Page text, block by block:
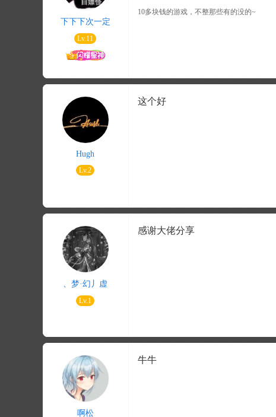
下下下次一定
Lv.11
10多块钱的游戏，不整那些有的没的~
Hugh
Lv.2
这个好
、梦·幻丿虚
Lv.1
感谢大佬分享
啊松
牛牛